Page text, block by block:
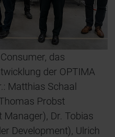
das
der OPTIMA
Matthias Schaal
Probst
Manager), Dr. Tobias
Development), Ulrich